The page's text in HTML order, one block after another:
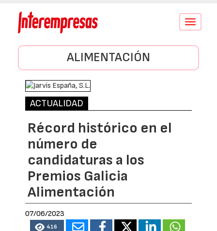
Conmutar
ALIMENTACIÓN
ACTUALIDAD
Récord histórico en el
número de
candidaturas a los
Premios Galicia
Alimentación
07/06/2023
416